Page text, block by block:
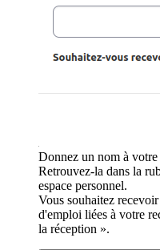
Donnez un nom à votre
Retrouvez-la dans la
espace personnel.
Vous souhaitez
d'emploi liées à votre
la réception ».